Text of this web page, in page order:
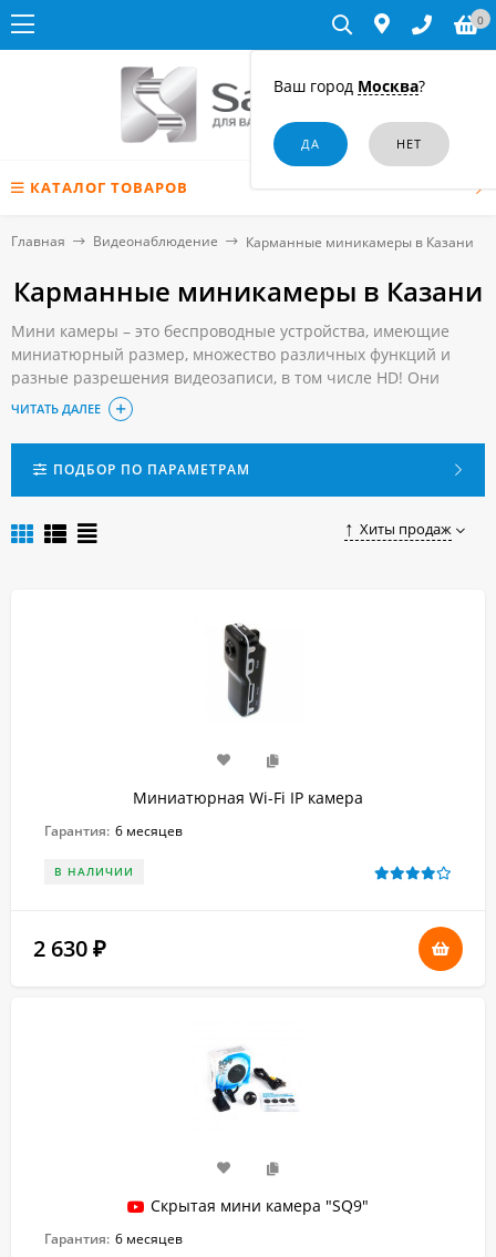
Ваш город Москва?
0
КАТАЛОГ ТОВАРОВ
Главная Видеонаблюдение Карманные миникамеры в Казани
Карманные миникамеры в Казани
Мини камеры – это беспроводные устройства, имеющие
миниатюрный размер, множество различных функций и
разные разрешения видеозаписи, в том числе HD! Они
помогут сдать непростой экзамен в ВУЗе, зафиксировать
воровство или мелкую кражу, узнать как обращается с
Вашим ребёнком няня, удостовериться в верности Вашего
близкого человека и просто запечатлеть счастливые
моменты Вашей жизни!
по доступной цене в Казани Вы можете, оформив заказ в
ЧИТАТЬ ДАЛЕЕ
ПОДБОР ПО ПАРАМЕТРАМ
Хиты продаж
Миниатюрная Wi-Fi IP камера
Гарантия: 6 месяцев
В НАЛИЧИИ
2 630 ₽
Скрытая мини камера "SQ9"
Гарантия: 6 месяцев